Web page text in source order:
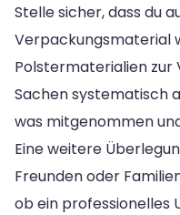
Stelle sicher, dass du
Verpackungsmaterial
Polstermaterialien zur
Sachen systematisch
was mitgenommen
Eine weitere
Freunden oder
ob ein professionelles